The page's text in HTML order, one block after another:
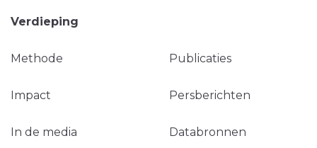
Verdieping
Methode Publicaties
Impact Persberichten
In de media Databronnen